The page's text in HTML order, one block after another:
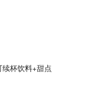
杯饮料+甜点